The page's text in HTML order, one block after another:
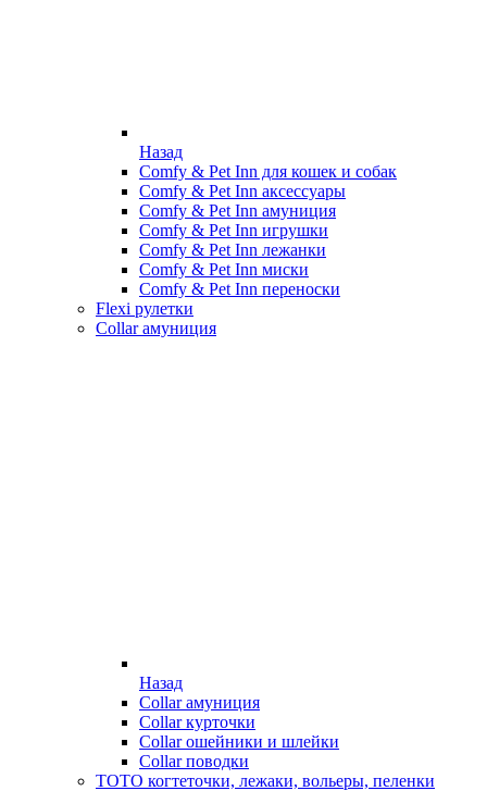
Назад
Comfy & Pet Inn для кошек и собак
Comfy & Pet Inn аксессуары
Comfy & Pet Inn амуниция
Comfy & Pet Inn игрушки
Comfy & Pet Inn лежанки
Comfy & Pet Inn миски
Comfy & Pet Inn переноски
Flexi рулетки
Collar амуниция
Назад
Collar амуниция
Collar курточки
Collar ошейники и шлейки
Collar поводки
ТОТО когтеточки, лежаки, вольеры, пеленки